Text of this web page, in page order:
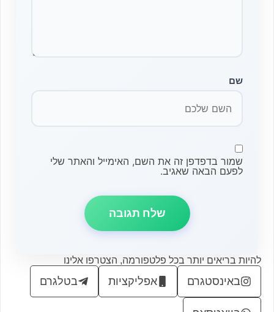
שם
שמור בדפדפן זה את השם, האימייל והאתר שלי
לפעם הבאה שאגיב.
להיות בריאים יותר בכל פלטפורמה, הצטרפו אלינו
באינסטגרם אפליקציות בטלגרם